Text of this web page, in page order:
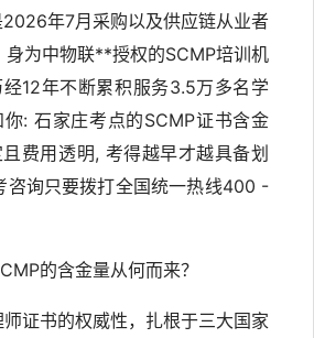
年7月采购以及供应链从业者
身为中物联**授权的SCMP培训机
12年不断累积服务3.5万多名学
: 石家庄考点的SCMP证书含金
费用透明, 考得越早才越具备划
咨询只要拨打全国统一热线400 -
的含金量从何而来？
证书的权威性，扎根于三大国家